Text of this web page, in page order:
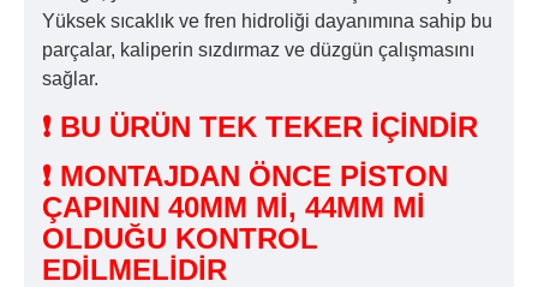
Yüksek sıcaklık ve fren hidroliği dayanımına sahip bu
parçalar, kaliperin sızdırmaz ve düzgün çalışmasını
sağlar.
❗ BU ÜRÜN TEK TEKER İÇİNDİR
❗ MONTAJDAN ÖNCE PİSTON
ÇAPININ 40MM Mİ, 44MM Mİ
OLDUĞU KONTROL
EDİLMELİDİR